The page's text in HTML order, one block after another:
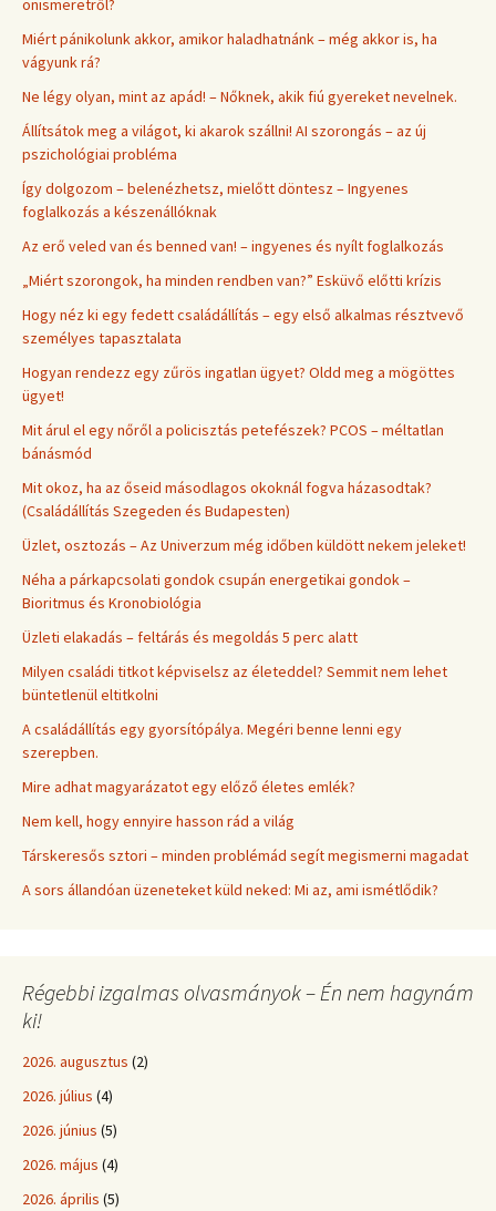
önismeretről?
Miért pánikolunk akkor, amikor haladhatnánk – még akkor is, ha
vágyunk rá?
Ne légy olyan, mint az apád! – Nőknek, akik fiú gyereket nevelnek.
Állítsátok meg a világot, ki akarok szállni! AI szorongás – az új
pszichológiai probléma
Így dolgozom – belenézhetsz, mielőtt döntesz – Ingyenes
foglalkozás a készenállóknak
Az erő veled van és benned van! – ingyenes és nyílt foglalkozás
„Miért szorongok, ha minden rendben van?” Esküvő előtti krízis
Hogy néz ki egy fedett családállítás – egy első alkalmas résztvevő
személyes tapasztalata
Hogyan rendezz egy zűrös ingatlan ügyet? Oldd meg a mögöttes
ügyet!
Mit árul el egy nőről a policisztás petefészek? PCOS – méltatlan
bánásmód
Mit okoz, ha az őseid másodlagos okoknál fogva házasodtak?
(Családállítás Szegeden és Budapesten)
Üzlet, osztozás – Az Univerzum még időben küldött nekem jeleket!
Néha a párkapcsolati gondok csupán energetikai gondok –
Bioritmus és Kronobiológia
Üzleti elakadás – feltárás és megoldás 5 perc alatt
Milyen családi titkot képviselsz az életeddel? Semmit nem lehet
büntetlenül eltitkolni
A családállítás egy gyorsítópálya. Megéri benne lenni egy
szerepben.
Mire adhat magyarázatot egy előző életes emlék?
Nem kell, hogy ennyire hasson rád a világ
Társkeresős sztori – minden problémád segít megismerni magadat
A sors állandóan üzeneteket küld neked: Mi az, ami ismétlődik?
Régebbi izgalmas olvasmányok – Én nem hagynám
ki!
2026. augusztus (2)
2026. július (4)
2026. június (5)
2026. május (4)
2026. április (5)